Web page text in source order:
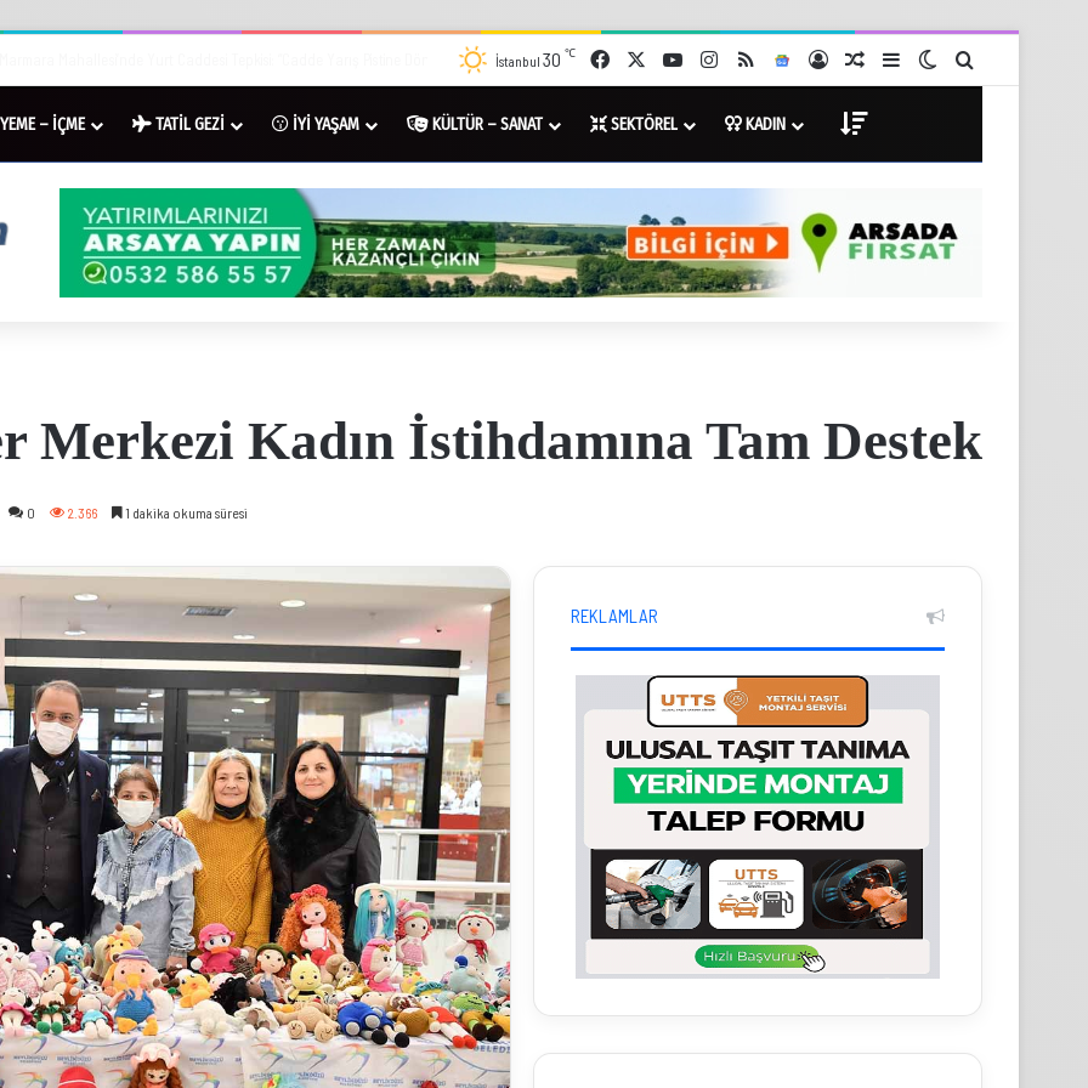
İstanbul 30 ℃ FacebookYouTubeInstagram
RSS Google News
Giriş YapRastgele Haberler
Kenar BölmesiDış görünümü
YEME – İÇME TATİL GEZİ İYİ YAŞAM KÜLTÜR – SANAT SEKTÖREL KADIN
Kadın İstihdamına Tam Destek
0 2.366 1 dakika okuma süresi
REKLAMLAR